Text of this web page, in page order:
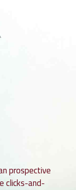
prospective
clicks-and-